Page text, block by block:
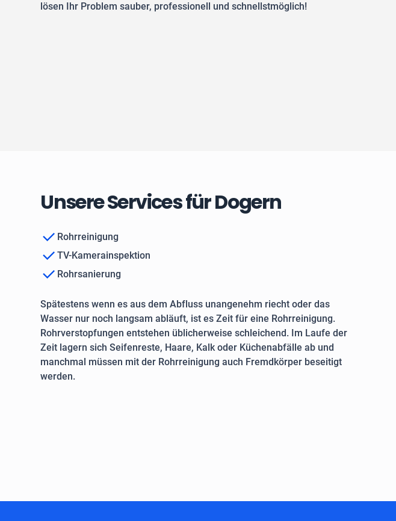
lösen Ihr Problem sauber, professionell und schnellstmöglich!
Unsere Services für Dogern
Rohrreinigung
TV-Kamerainspektion
Rohrsanierung
Spätestens wenn es aus dem Abfluss unangenehm riecht oder das
Wasser nur noch langsam abläuft, ist es Zeit für eine Rohrreinigung.
Rohrverstopfungen entstehen üblicherweise schleichend. Im Laufe der
Zeit lagern sich Seifenreste, Haare, Kalk oder Küchenabfälle ab und
manchmal müssen mit der Rohrreinigung auch Fremdkörper beseitigt
werden.